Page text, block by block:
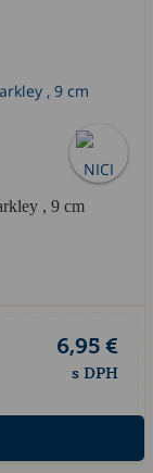
, 9 cm
6,95 €
s DPH